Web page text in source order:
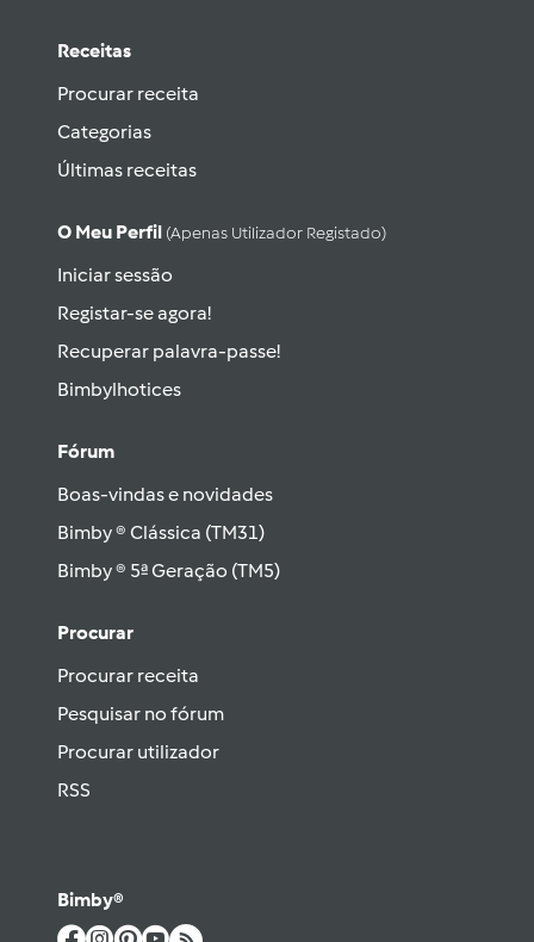
Receitas
Procurar receita
Categorias
Últimas receitas
O Meu Perfil (apenas Utilizador Registado)
Iniciar sessão
Registar-se agora!
Recuperar palavra-passe!
Bimbylhotices
Fórum
Boas-vindas e novidades
Bimby ® Clássica (TM31)
Bimby ® 5ª Geração (TM5)
Procurar
Procurar receita
Pesquisar no fórum
Procurar utilizador
RSS
Bimby®